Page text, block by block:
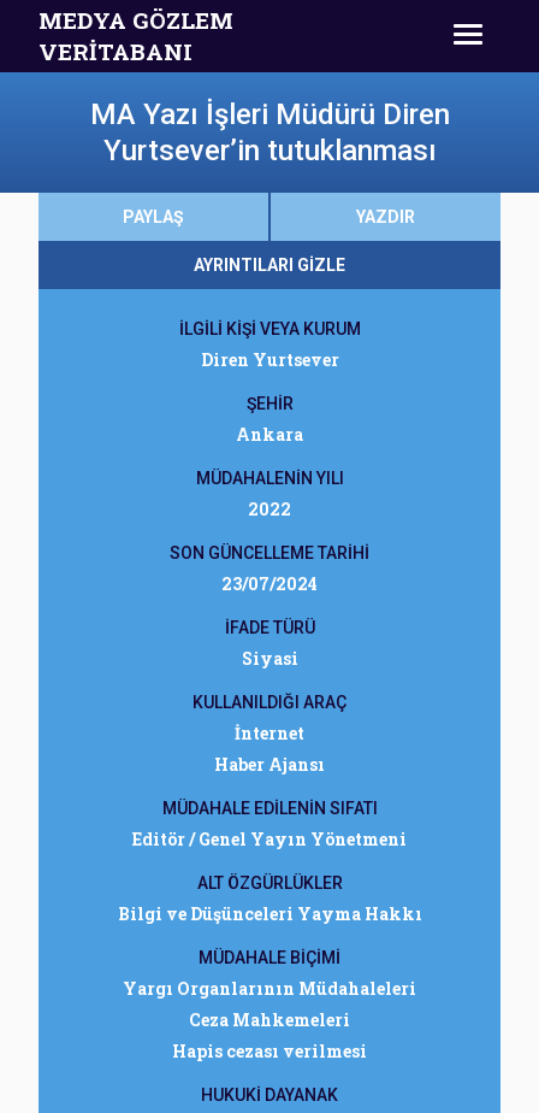
MEDYA GÖZLEM
VERİTABANI
MA Yazı İşleri Müdürü Diren
Yurtsever’in tutuklanması
PAYLAŞ YAZDIR
AYRINTILARI GİZLE
İLGİLİ KİŞİ VEYA KURUM
Diren Yurtsever
ŞEHİR
Ankara
MÜDAHALENİN YILI
2022
SON GÜNCELLEME TARİHİ
23/07/2024
İFADE TÜRÜ
Siyasi
KULLANILDIĞI ARAÇ
İnternet
Haber Ajansı
MÜDAHALE EDİLENİN SIFATI
Editör / Genel Yayın Yönetmeni
ALT ÖZGÜRLÜKLER
Bilgi ve Düşünceleri Yayma Hakkı
MÜDAHALE BİÇİMİ
Yargı Organlarının Müdahaleleri
Ceza Mahkemeleri
Hapis cezası verilmesi
HUKUKİ DAYANAK